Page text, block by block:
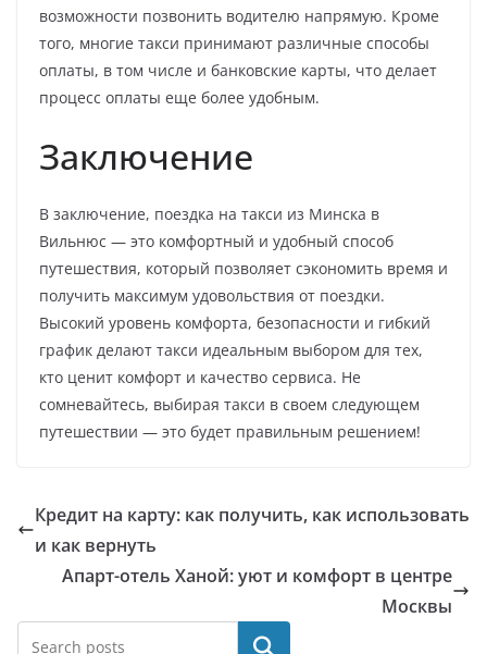
возможности позвонить водителю напрямую. Кроме
того, многие такси принимают различные способы
оплаты, в том числе и банковские карты, что делает
процесс оплаты еще более удобным.
Заключение
В заключение, поездка на такси из Минска в
Вильнюс — это комфортный и удобный способ
путешествия, который позволяет сэкономить время и
получить максимум удовольствия от поездки.
Высокий уровень комфорта, безопасности и гибкий
график делают такси идеальным выбором для тех,
кто ценит комфорт и качество сервиса. Не
сомневайтесь, выбирая такси в своем следующем
путешествии — это будет правильным решением!
Кредит на карту: как получить, как использовать
и как вернуть
Апарт-отель Ханой: уют и комфорт в центре
Москвы
Поиск